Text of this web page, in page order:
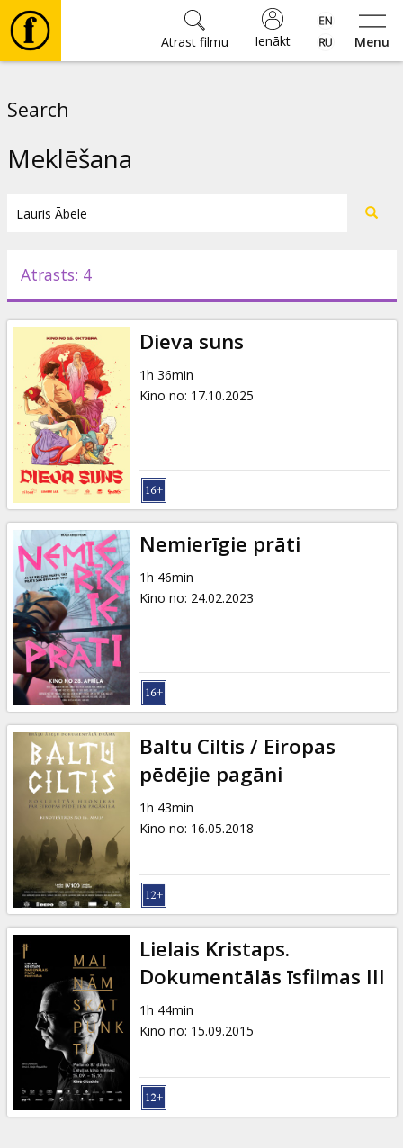
Menu
Ienākt
Atrast filmu
Pasākumi
Ziņas
Dāvanu
kartes
Uzkodas
B2B
Kino
Klubs
Search
Meklēšana
Atrasts: 4
Dieva suns
1h 36min
Kino no: 17.10.2025
Nemierīgie prāti
1h 46min
Kino no: 24.02.2023
Baltu Ciltis / Eiropas
pēdējie pagāni
1h 43min
Kino no: 16.05.2018
Lielais Kristaps.
Dokumentālās īsfilmas III
1h 44min
Kino no: 15.09.2015